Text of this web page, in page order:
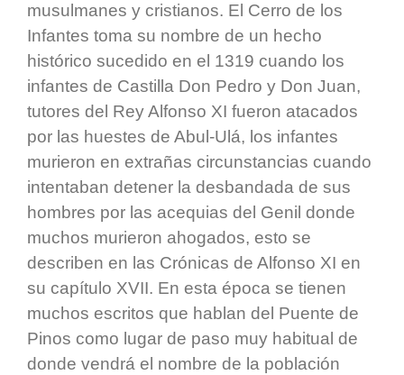
musulmanes y cristianos. El Cerro de los
Infantes toma su nombre de un hecho
histórico sucedido en el 1319 cuando los
infantes de Castilla Don Pedro y Don Juan,
tutores del Rey Alfonso XI fueron atacados
por las huestes de Abul-Ulá, los infantes
murieron en extrañas circunstancias cuando
intentaban detener la desbandada de sus
hombres por las acequias del Genil donde
muchos murieron ahogados, esto se
describen en las Crónicas de Alfonso XI en
su capítulo XVII. En esta época se tienen
muchos escritos que hablan del Puente de
Pinos como lugar de paso muy habitual de
donde vendrá el nombre de la población